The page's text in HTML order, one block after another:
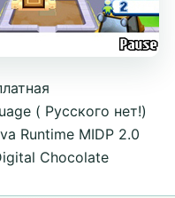
( Русского нет!)
Runtime MIDP 2.0
Chocolate